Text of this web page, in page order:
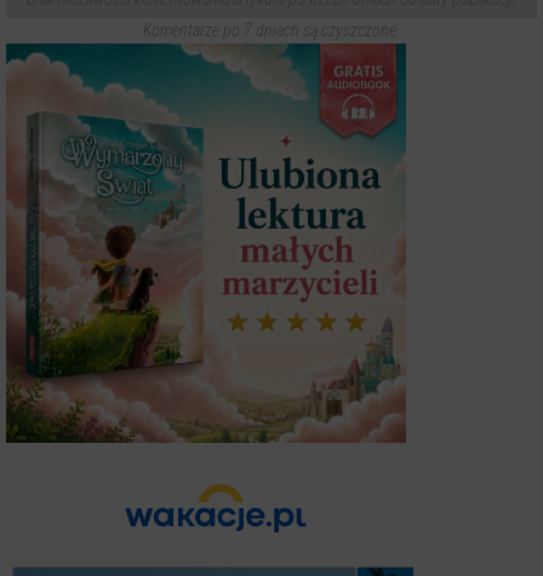
Komentarze po 7 dniach są czyszczone.